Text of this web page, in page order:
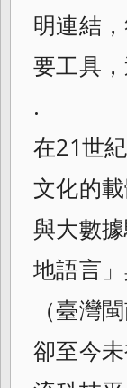
明連結
要工具
.
在21世
文化的
與大數
地語言
（臺灣
卻至今